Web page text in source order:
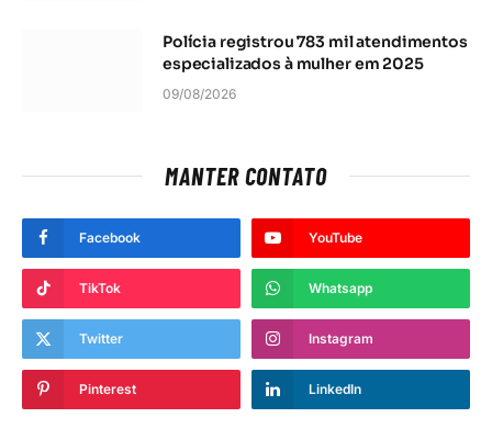
Polícia registrou 783 mil atendimentos
especializados à mulher em 2025
09/08/2026
MANTER CONTATO
Facebook YouTube
TikTok Whatsapp
Twitter Instagram
Pinterest LinkedIn